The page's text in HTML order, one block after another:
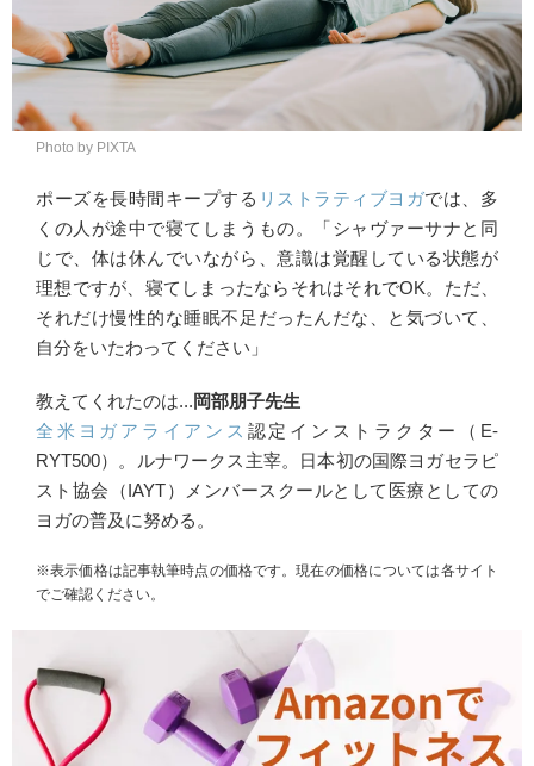
Photo by PIXTA
ポーズを長時間キープする リストラティブヨガでは、多
くの人が途中で寝てしまうもの。「シャヴァーサナと同
じで、体は休んでいながら、意識は覚醒している状態が
理想ですが、寝てしまったならそれはそれでOK。ただ、
それだけ慢性的な睡眠不足だったんだな、と気づいて、
自分をいたわってください」
教えてくれたのは...岡部朋子先生
全米ヨガアライアンス 認定インストラクター（E-
RYT500）。ルナワークス主宰。日本初の国際ヨガセラピ
スト協会（IAYT）メンバースクールとして医療としての
ヨガの普及に努める。
※表示価格は記事執筆時点の価格です。現在の価格については各サイト
でご確認ください。